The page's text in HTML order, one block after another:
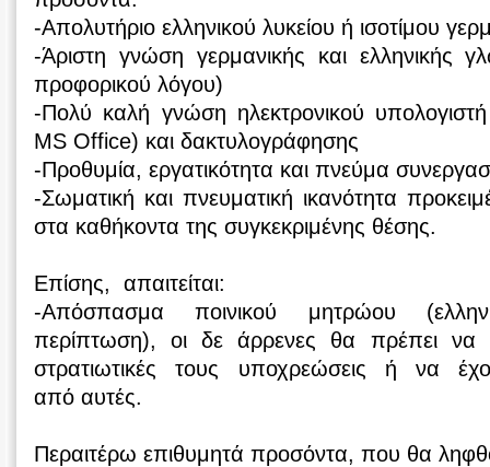
‐Απολυτήριο ελληνικού λυκείου ή
‐Άριστη γνώση γερμανικής και
προφορικού λόγου)
‐Πολύ καλή γνώση ηλεκτρονικού
ΜS Οffice) και δακτυλογράφησης
-Προθυμία, εργατικότητα και πνεύμα
-Σωματική και πνευματική ικανότητα
στα καθήκοντα της συγκεκριμένης θέσης.
Επίσης, απαιτείται:
-Απόσπασμα ποινικού μητρώου
περίπτωση), οι δε άρρενες θα πρέπει να
στρατιωτικές τους υποχρεώσεις ή να
από αυτές.
Περαιτέρω επιθυμητά προσόντα, που θα